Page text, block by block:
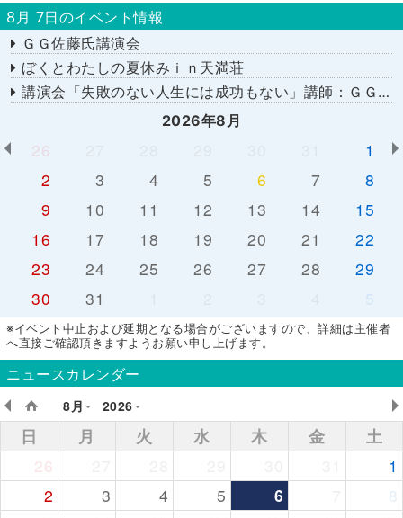
8月 7日のイベント情報
ＧＧ佐藤氏講演会
ぼくとわたしの夏休みｉｎ天満荘
講演会「失敗のない人生には成功もない」講師：ＧＧ佐藤さん
2026年8月
26
1
2
3 4 5 6 7
8
9
10 11 12 13 14
15
16
17 18 19 20 21
22
23
24 25 26 27 28
29
30
31 5
※イベント中止および延期となる場合がございますので、詳細は主催者
へ直接ご確認頂きますようお願い申し上げます。
ニュースカレンダー
8月
2026
日 月 火 水 木 金
土
26
1
2
3 4 5 6
8